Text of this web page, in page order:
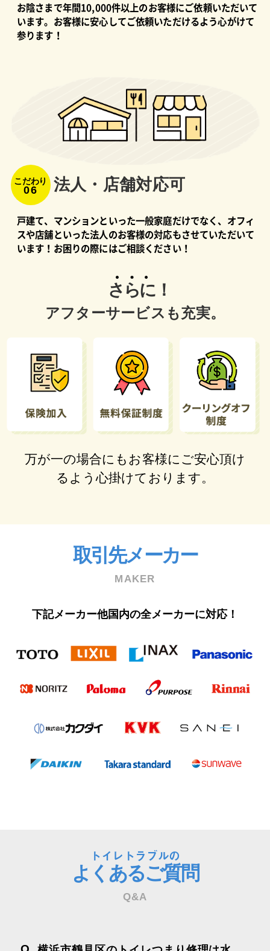
お陰さまで年間10,000件以上のお客様にご依頼いただいて
います。お客様に安心してご依頼いただけるよう心がけて
参ります！
こだわり
06 法⼈・店舗対応可
戸建て、マンションといった一般家庭だけでなく、オフィ
スや店舗といった法人のお客様の対応もさせていただいて
います！お困りの際にはご相談ください！
さらに！
アフターサービスも充実。
万が⼀の場合にもお客様にご安⼼頂け
るよう⼼掛けております。
取引先メーカー
MAKER
下記メーカー他国内の全メーカーに対応！
トイレトラブルの
よくあるご質問
Q&A